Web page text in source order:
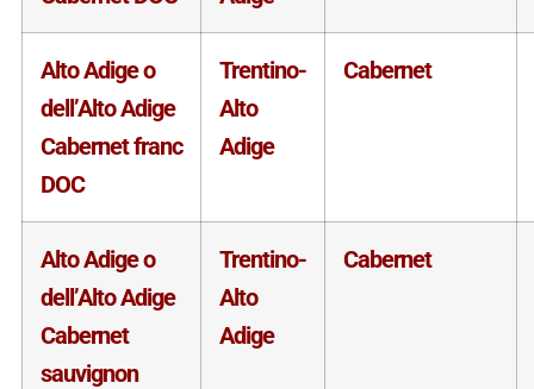
Alto Adige o
dell’Alto Adige
Cabernet franc
DOC
Trentino-
Alto
Adige
Cabernet
Alto Adige o
dell’Alto Adige
Cabernet
sauvignon
Trentino-
Alto
Adige
Cabernet